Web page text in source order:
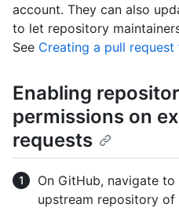
account. They can also
to let repository
See Creating a pull
Enabling
permissions on
requests
On GitHub, navigate
upstream repository of